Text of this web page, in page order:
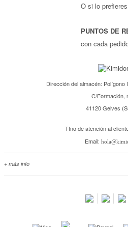
O si lo
PUNTOS DE
con cada
Dirección del almacén: Polígono
C/Formación,
41120 Gelves
Tfno de atención al
Email:
+ más info